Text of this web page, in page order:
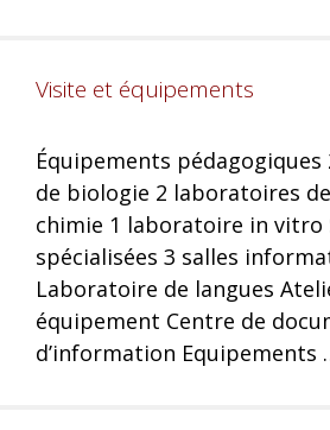
Visite et équipements
Équipements
de biologie 2 laboratoires
chimie 1 laboratoire in vitro
spécialisées 3 salles
Laboratoire de langues
équipement Centre de
d’information Equipements